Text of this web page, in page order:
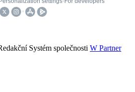
Systém společnosti W Partner